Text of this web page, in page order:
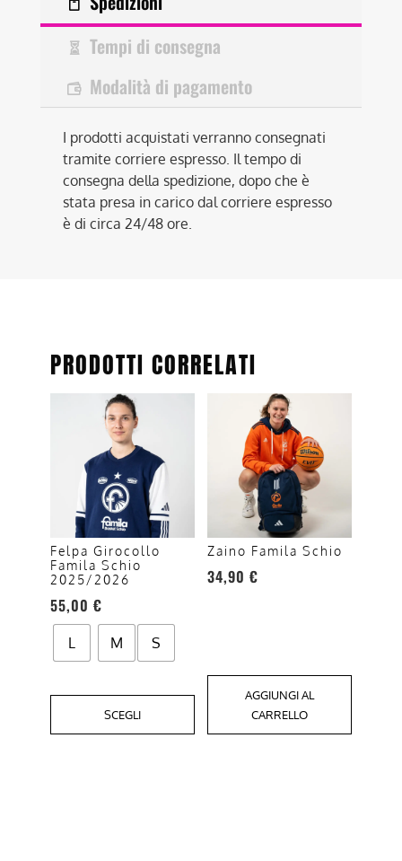
Tempi di consegna
Modalità di pagamento
I prodotti acquistati verranno consegnati
tramite corriere espresso. Il tempo di
consegna della spedizione, dopo che è
stata presa in carico dal corriere espresso
è di circa 24/48 ore.
PRODOTTI CORRELATI
Felpa Girocollo
Famila Schio
2025/2026
55,00 €
L M S
SCEGLI
prodotto
varianti.
opzioni
possono
essere
scelte
nella
pagina
prodotto
Zaino Famila Schio
34,90 €
AGGIUNGI AL
CARRELLO